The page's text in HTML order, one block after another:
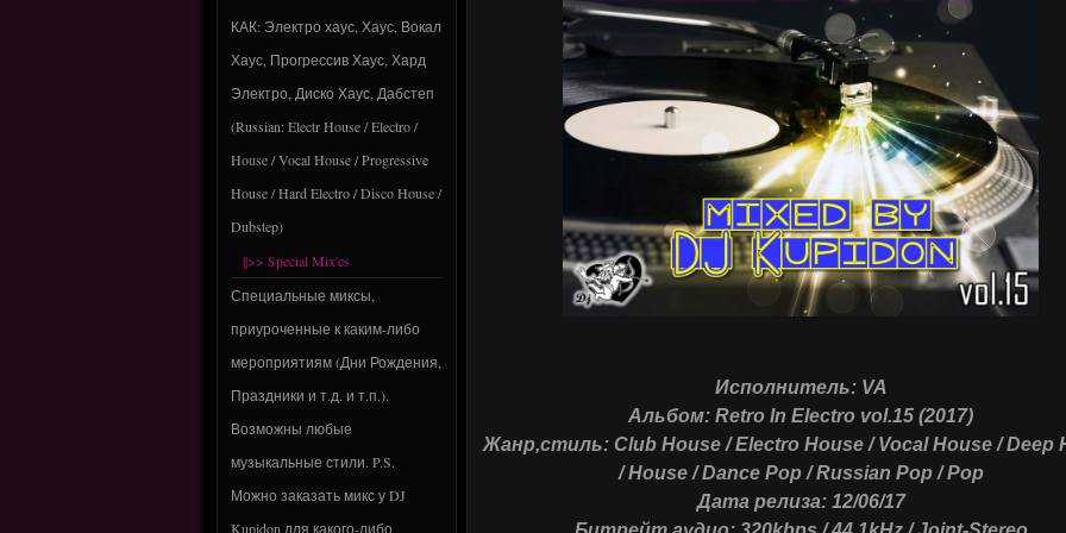
КАК: Электро хаус, Хаус, Вокал
Хаус, Прогрессив Хаус, Хард
Электро, Диско Хаус, Дабстеп
(Russian: Electr House / Electro /
House / Vocal House / Progressive
House / Hard Electro / Disco House /
Dubstep)
||>> Special Mix'es
Специальные миксы,
приуроченные к каким-либо
мероприятиям (Дни Рождения,
Праздники и т.д. и т.п.).
Возможны любые
музыкальные стили. P.S.
Можно заказать микс у DJ
Kupidon для какого-либо
Исполнитель: VA
Альбом: Retro In Electro vol.15 (2017)
Жанр,стиль: Club House / Electro House / Vocal House / Deep
/ House / Dance Pop / Russian Pop / Pop
Дата релиза: 12/06/17